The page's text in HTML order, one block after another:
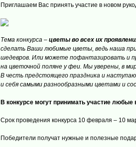
Приглашаем Вас принять участие в новом
Тема конкурса – цветы во всех их
сделать Ваши любимые цветы, ведь наша
шедевров. Или можете пофантазировать и
на цветочной поляне у феи. Мы уверены, в
В честь предстоящего праздника и
и себя самыми разнообразными цветами и
В конкурсе могут принимать участие
Срок проведения конкурса 10 февраля – 10
Победители получат нужные и полезные